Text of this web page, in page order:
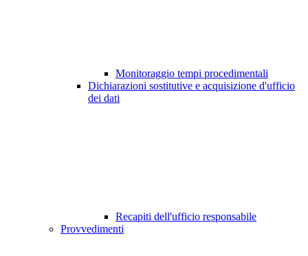
Monitoraggio tempi procedimentali
Dichiarazioni sostitutive e acquisizione d'ufficio
dei dati
Recapiti dell'ufficio responsabile
Provvedimenti